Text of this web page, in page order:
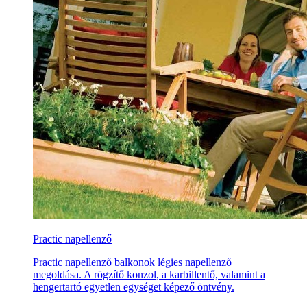
Practic napellenző
Practic napellenző balkonok légies napellenző
megoldása. A rögzítő konzol, a karbillentő, valamint a
hengertartó egyetlen egységet képező öntvény.